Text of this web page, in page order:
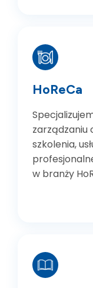
HoReCa
zarządzaniu
szkolenia,
w branży